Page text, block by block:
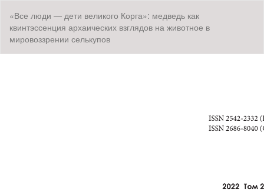
Подробностям
статье
«Все люди — дети великого Корга»: медведь как
квинтэссенция архаических взглядов на животное в
мировоззрении селькупов